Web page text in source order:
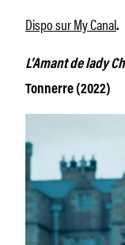
Dispo sur My Canal.
L’Amant de lady
Tonnerre (2022)